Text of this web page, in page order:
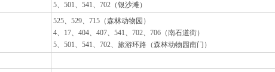
5、501、541、702（银沙滩）
525、529、715（森林动物园）
4、17、404、407、541、702、706（南石道街）
5、501、541、702、旅游环路（森林动物园南门）